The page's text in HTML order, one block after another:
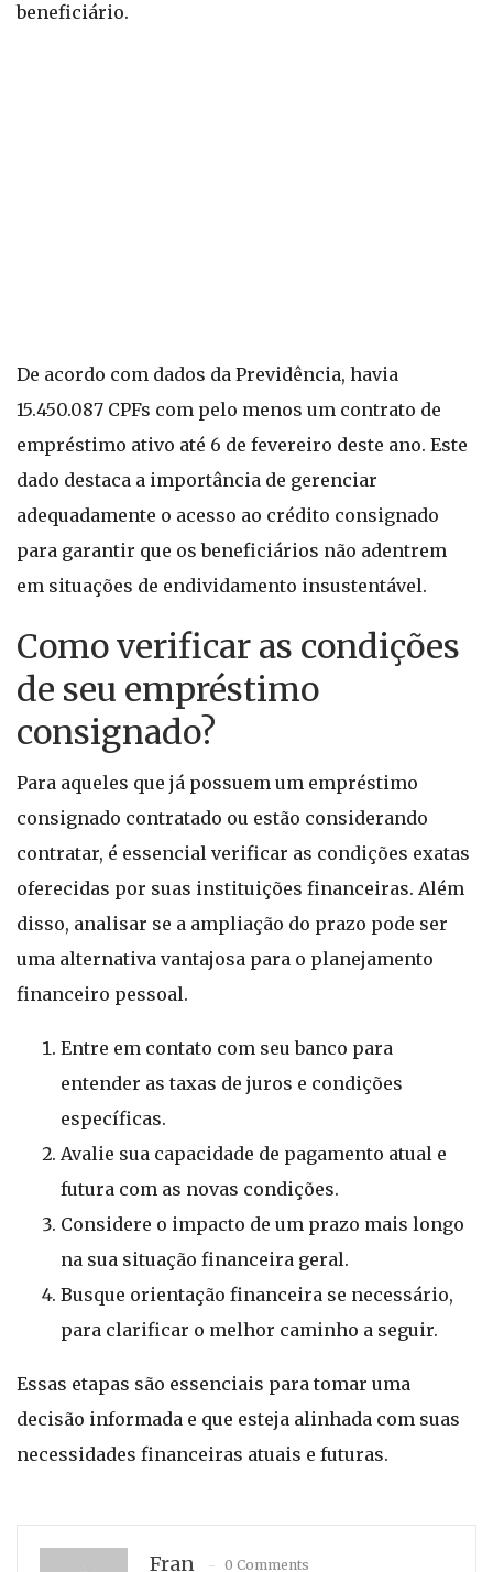
beneficiário.
De acordo com dados da Previdência, havia
15.450.087 CPFs com pelo menos um contrato de
empréstimo ativo até 6 de fevereiro deste ano. Este
dado destaca a importância de gerenciar
adequadamente o acesso ao crédito consignado
para garantir que os beneficiários não adentrem
em situações de endividamento insustentável.
Como verificar as condições
de seu empréstimo
consignado?
Para aqueles que já possuem um empréstimo
consignado contratado ou estão considerando
contratar, é essencial verificar as condições exatas
oferecidas por suas instituições financeiras. Além
disso, analisar se a ampliação do prazo pode ser
uma alternativa vantajosa para o planejamento
financeiro pessoal.
Entre em contato com seu banco para
entender as taxas de juros e condições
específicas.
Avalie sua capacidade de pagamento atual e
futura com as novas condições.
Considere o impacto de um prazo mais longo
na sua situação financeira geral.
Busque orientação financeira se necessário,
para clarificar o melhor caminho a seguir.
Essas etapas são essenciais para tomar uma
decisão informada e que esteja alinhada com suas
necessidades financeiras atuais e futuras.
Fran 0 Comments